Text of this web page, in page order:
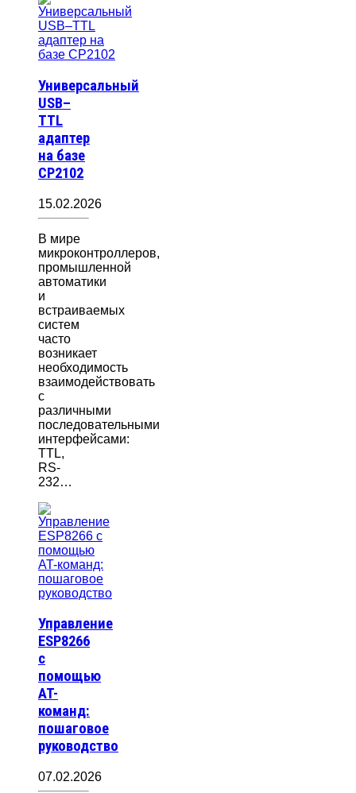
Универсальный
USB–
TTL
адаптер
на базе
CP2102
15.02.2026
В мире
микроконтроллеров,
промышленной
автоматики
и
встраиваемых
систем
часто
возникает
необходимость
взаимодействовать
с
различными
последовательными
интерфейсами:
TTL,
RS-
232…
Управление
ESP8266
с
помощью
AT-
команд:
пошаговое
руководство
07.02.2026